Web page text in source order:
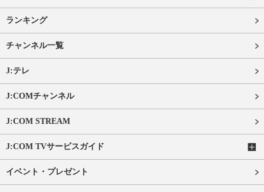
ランキング
チャンネル一覧
J:テレ
J:COMチャンネル
J:COM STREAM
J:COM TVサービスガイド
イベント・プレゼント